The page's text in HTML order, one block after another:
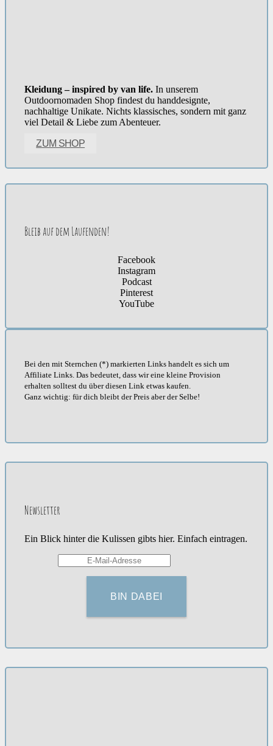
Kleidung – inspired by van life. In unserem
Outdoornomaden Shop findest du handdesignte,
nachhaltige Unikate. Nichts klassisches, sondern mit ganz
viel Detail & Liebe zum Abenteuer.
ZUM SHOP
Bleib auf dem Laufenden!
Facebook
Instagram
Podcast
Pinterest
YouTube
Bei den mit Sternchen (*) markierten Links handelt es sich um
Affiliate Links. Das bedeutet, dass wir eine kleine Provision
erhalten solltest du über diesen Link etwas kaufen.
Ganz wichtig: für dich bleibt der Preis aber der Selbe!
Newsletter
Ein Blick hinter die Kulissen gibts hier. Einfach eintragen.